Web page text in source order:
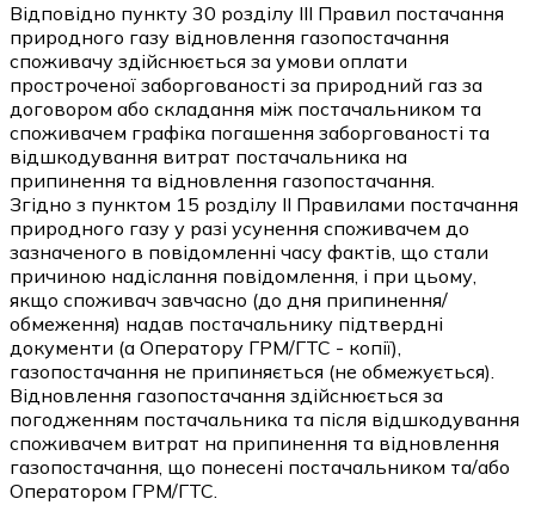
Відповідно пункту 30 розділу ІІІ Правил постачання
природного газу відновлення газопостачання
споживачу здійснюється за умови оплати
простроченої заборгованості за природний газ за
договором або складання між постачальником та
споживачем графіка погашення заборгованості та
відшкодування витрат постачальника на
припинення та відновлення газопостачання.
Згідно з пунктом 15 розділу ІІ Правилами постачання
природного газу у разі усунення споживачем до
зазначеного в повідомленні часу фактів, що стали
причиною надіслання повідомлення, і при цьому,
якщо споживач завчасно (до дня припинення/
обмеження) надав постачальнику підтвердні
документи (а Оператору ГРМ/ГТС - копії),
газопостачання не припиняється (не обмежується).
Відновлення газопостачання здійснюється за
погодженням постачальника та після відшкодування
споживачем витрат на припинення та відновлення
газопостачання, що понесені постачальником та/або
Оператором ГРМ/ГТС.